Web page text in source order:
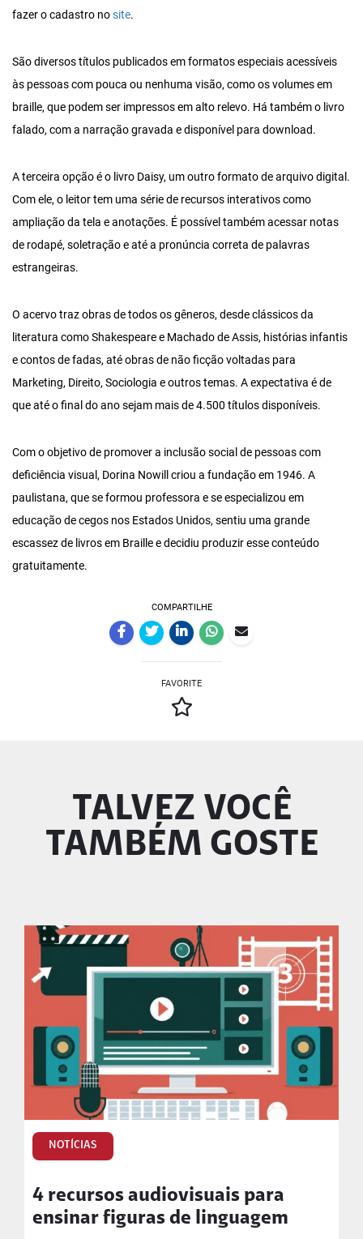
fazer o cadastro nosite.
São diversos títulos publicados em formatos especiais acessíveis
às pessoas com pouca ou nenhuma visão, como os volumes em
braille, que podem ser impressos em alto relevo. Há também o livro
falado, com a narração gravada e disponível para download.
A terceira opção é o livro Daisy, um outro formato de arquivo digital.
Com ele, o leitor tem uma série de recursos interativos como
ampliação da tela e anotações. É possível também acessar notas
de rodapé, soletração e até a pronúncia correta de palavras
estrangeiras.
O acervo traz obras de todos os gêneros, desde clássicos da
literatura como Shakespeare e Machado de Assis, histórias infantis
e contos de fadas, até obras de não ficção voltadas para
Marketing, Direito, Sociologia e outros temas. A expectativa é de
que até o final do ano sejam mais de 4.500 títulos disponíveis.
Com o objetivo de promover a inclusão social de pessoas com
deficiência visual, Dorina Nowill criou a fundação em 1946. A
paulistana, que se formou professora e se especializou em
educação de cegos nos Estados Unidos, sentiu uma grande
escassez de livros em Braille e decidiu produzir esse conteúdo
gratuitamente.
COMPARTILHE
FAVORITE
TALVEZ VOCÊ
TAMBÉM GOSTE
NOTÍCIAS
4 recursos audiovisuais para
ensinar figuras de linguagem